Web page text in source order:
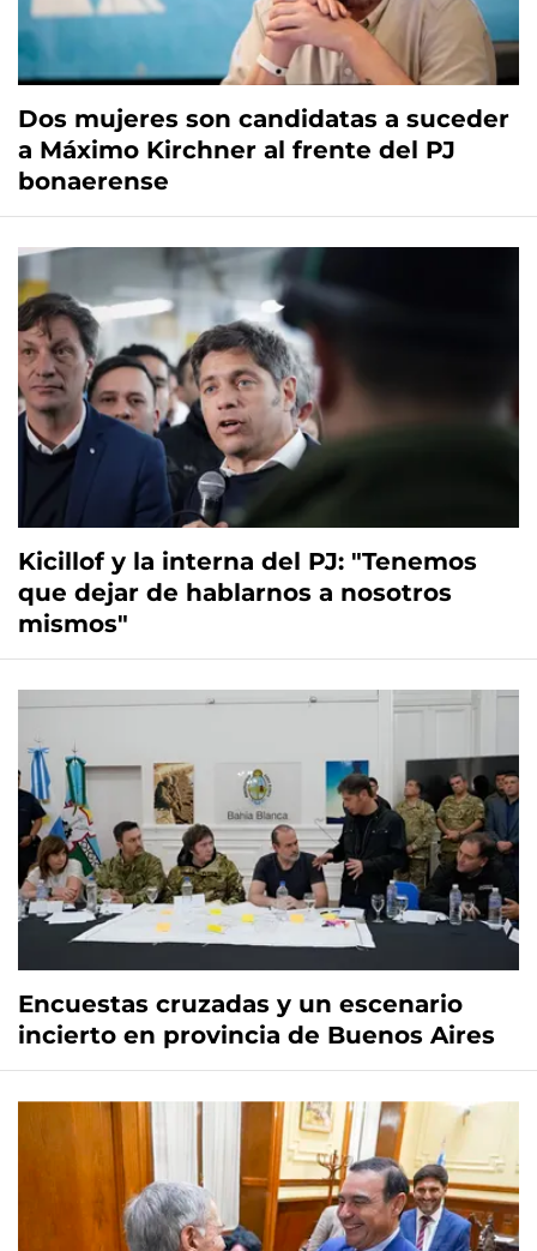
Dos mujeres son candidatas a suceder
a Máximo Kirchner al frente del PJ
bonaerense
Kicillof y la interna del PJ: "Tenemos
que dejar de hablarnos a nosotros
mismos"
Encuestas cruzadas y un escenario
incierto en provincia de Buenos Aires